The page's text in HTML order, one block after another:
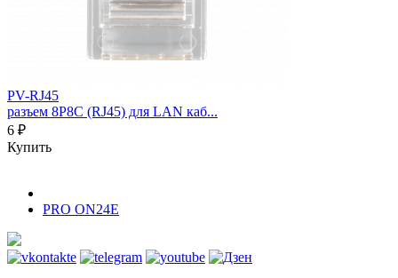
PV-RJ45
разъем 8P8C (RJ45) для LAN каб...
6 ₽
Купить
PRO ON24E